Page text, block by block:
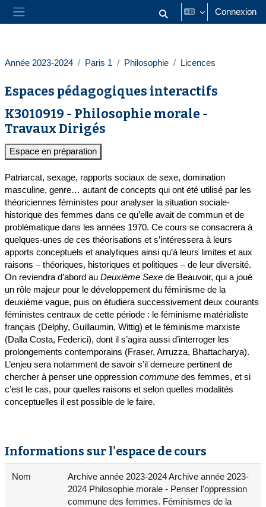
Passer au contenu principal
Panneau latéral Activer/désactiver la saisie
Connexion
Année 2023-2024 Paris 1 Philosophie Licences
Espaces pédagogiques interactifs
K3010919 - Philosophie morale -
Travaux Dirigés
Espace en préparation
Patriarcat, sexage, rapports sociaux de sexe, domination
masculine, genre… autant de concepts qui ont été utilisé par les
théoriciennes féministes pour analyser la situation sociale-
historique des femmes dans ce qu’elle avait de commun et de
problématique dans les années 1970. Ce cours se consacrera à
quelques-unes de ces théorisations et s’intéressera à leurs
apports conceptuels et analytiques ainsi qu’à leurs limites et aux
raisons – théoriques, historiques et politiques – de leur diversité.
On reviendra d’abord au Deuxième Sexe de Beauvoir, qui a joué
un rôle majeur pour le développement du féminisme de la
deuxième vague, puis on étudiera successivement deux courants
féministes centraux de cette période : le féminisme matérialiste
français (Delphy, Guillaumin, Wittig) et le féminisme marxiste
(Dalla Costa, Federici), dont il s’agira aussi d’interroger les
prolongements contemporains (Fraser, Arruzza, Bhattacharya).
L’enjeu sera notamment de savoir s’il demeure pertinent de
chercher à penser une oppression commune des femmes, et si
c’est le cas, pour quelles raisons et selon quelles modalités
conceptuelles il est possible de le faire.
Informations sur l'espace de cours
Nom
Archive année 2023-2024 Archive année 2023-
2024 Philosophie morale - Penser l'oppression
commune des femmes. Féminismes de la